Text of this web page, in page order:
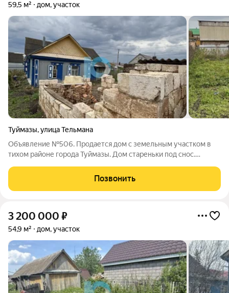
59,5 м² дом, участок
Туймазы,улица Тельмана
Объявление №506. Продается дом с земельным участком в
тихом районе города Туймазы. Дом стареньки под снос.
пути с двух сторон. Рассматриваем обмен на квартиру в
г.Туймазы. Звоните,покажу и
Позвонить
3 200 000 ₽
54,9 м² дом, участок